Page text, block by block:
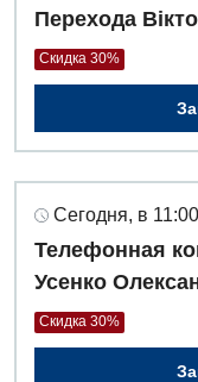
Перехода
Скидка 30%
Сегодня, в 11:00
Телефонная
Усенко
Скидка 30%